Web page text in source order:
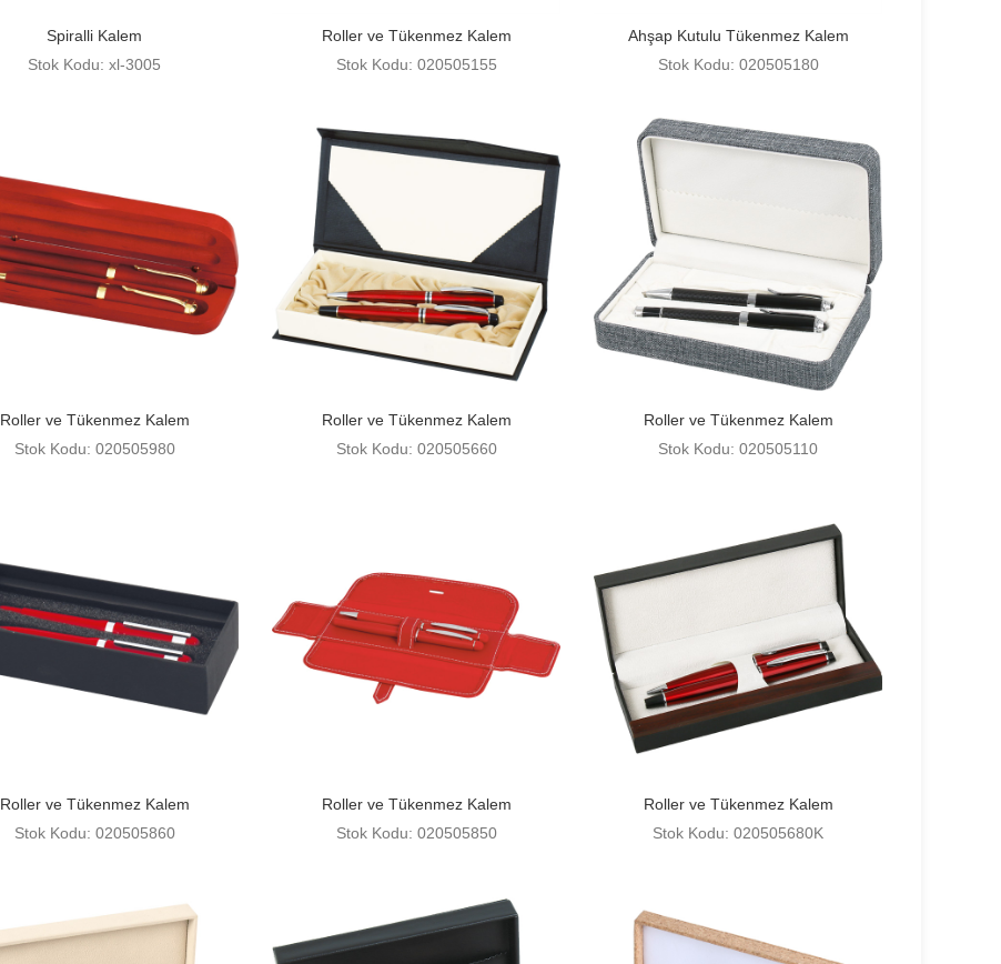
Spiralli Kalem
Stok Kodu: xl-3005
Roller ve Tükenmez Kalem
Stok Kodu: 020505155
Ahşap Kutulu Tükenmez Kalem
Stok Kodu: 020505180
Roller ve Tükenmez Kalem
Stok Kodu: 020505980
Roller ve Tükenmez Kalem
Stok Kodu: 020505660
Roller ve Tükenmez Kalem
Stok Kodu: 020505110
Roller ve Tükenmez Kalem
Stok Kodu: 020505860
Roller ve Tükenmez Kalem
Stok Kodu: 020505850
Roller ve Tükenmez Kalem
Stok Kodu: 020505680K